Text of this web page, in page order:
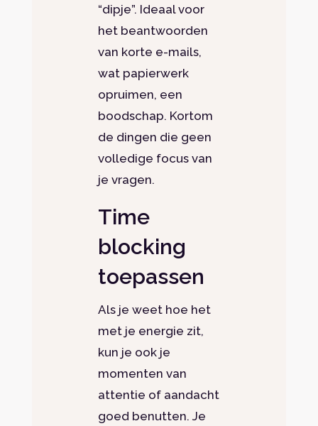
“dipje”. Ideaal voor
het beantwoorden
van korte e-mails,
wat papierwerk
opruimen, een
boodschap. Kortom
de dingen die geen
volledige focus van
je vragen.
Time
blocking
toepassen
Als je weet hoe het
met je energie zit,
kun je ook je
momenten van
attentie of aandacht
goed benutten. Je